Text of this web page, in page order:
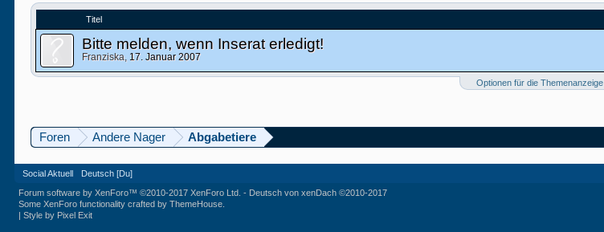
Titel
Bitte melden, wenn Inserat erledigt!
Franziska, 17. Januar 2007
Optionen für die Themenanzeige
Foren Andere Nager Abgabetiere
Social Aktuell Deutsch [Du]
Forum software by XenForo™©2010-2017 XenForo Ltd. - Deutsch von xenDach©2010-2017
Some XenForo functionality crafted byThemeHouse
|Style by Pixel Exit